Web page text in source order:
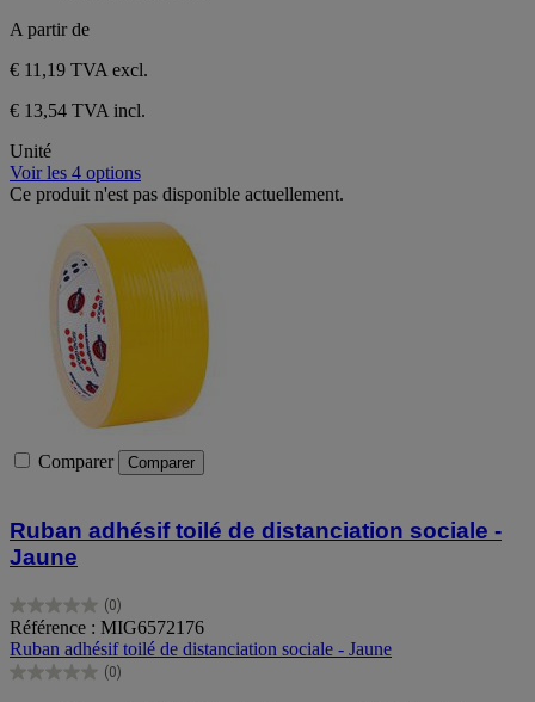
A partir de
€ 11,19 TVA excl.
€ 13,54 TVA incl.
Unité
Voir les 4 options
Ce produit n'est pas disponible actuellement.
Comparer Comparer
Ruban adhésif toilé de distanciation sociale -
Jaune
(0)
0.0
sur
5
étoiles.
Référence : MIG6572176
Ruban adhésif toilé de distanciation sociale - Jaune
(0)
0.0